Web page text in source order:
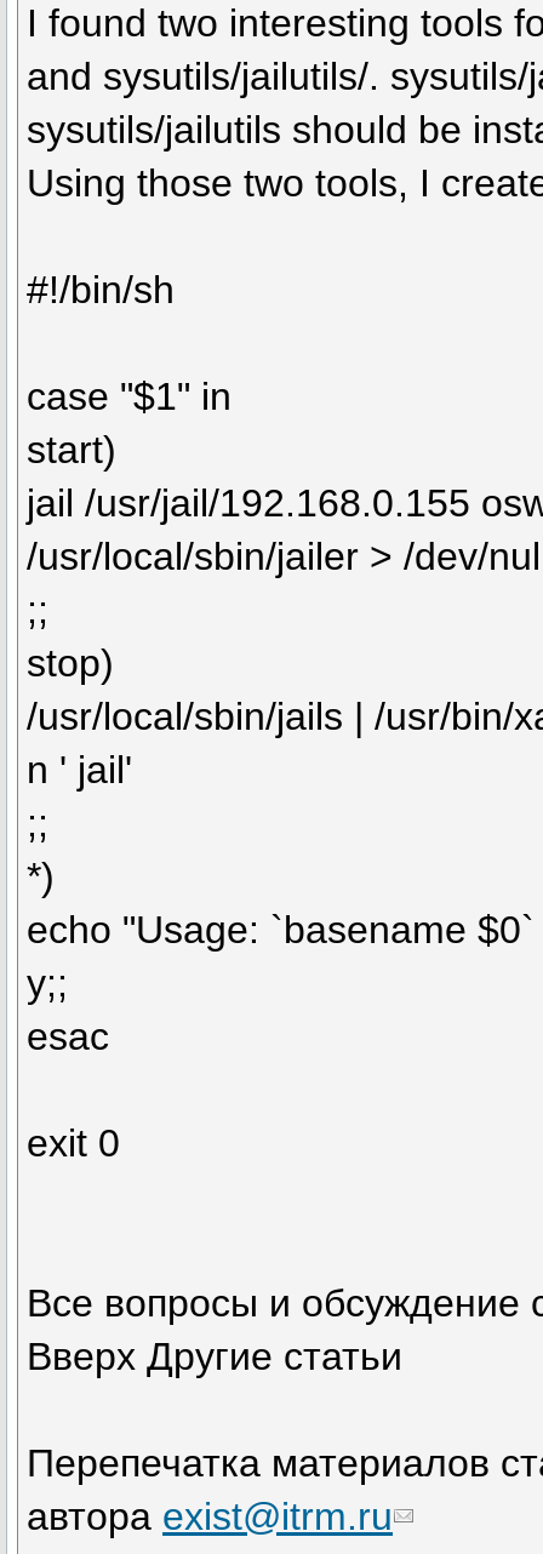
I found two interesting tools
and sysutils/jailutils/.
sysutils/jailutils should be
Using those two tools, I
#!/bin/sh
case "$1" in
start)
jail /usr/jail/192.168.0.155
/usr/local/sbin/jailer > /dev/
;;
stop)
/usr/local/sbin/jails | /usr/bin/
n ' jail'
;;
*)
echo "Usage: `basename
y;;
esac
exit 0
Все вопросы и обсуждение
Вверх Другие статьи
Перепечатка материалов
автора exist@itrm.ru